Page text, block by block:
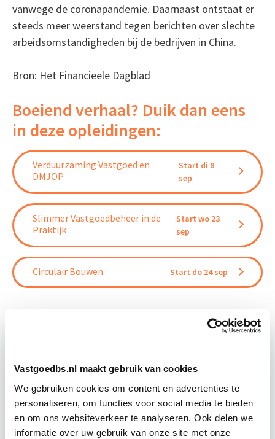
Vastgoedbs.nl maakt gebruik van cookies
We gebruiken cookies om content en advertenties te
personaliseren, om functies voor social media te bieden
en om ons websiteverkeer te analyseren. Ook delen we
informatie over uw gebruik van onze site met onze
vanwege de coronapandemie. Daarnaast ontstaat er
steeds meer weerstand tegen berichten over slechte
arbeidsomstandigheden bij de bedrijven in China.
Bron: Het Financieele Dagblad
Boeiend verhaal? Duik dan eens
in deze opleidingen:
Verduurzaming Vastgoed en
DMJOP
Start di 8
sep
Slimmer Vastgoedbeheer in de
Praktijk
Start wo 23
sep
Circulair Bouwen Start do 24 sep
Circulair Bouwen
Circulair bouwen is de toekomst. Letterlijk, want in
2050 wil de Nederlandse overheid dat de